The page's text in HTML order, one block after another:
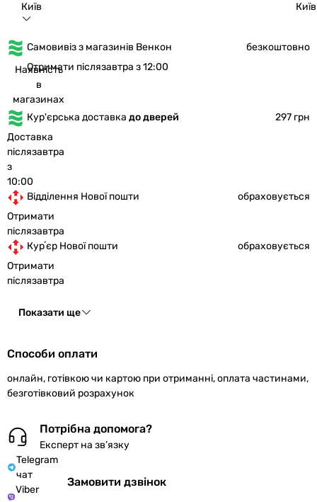
Київ Київ
Самовивіз з магазинів Венкон
безкоштовно
Наявність
в
магазинах
Отримати післязавтра з 12:00
Кур'єрська доставка до дверей
297 грн
Доставка
післязавтра
з
10:00
Відділення Нової пошти
обраховується
Отримати
післязавтра
Курʼєр Нової пошти
обраховується
Отримати
післязавтра
Показати ще
Способи оплати
онлайн, готівкою чи картою при отриманні, оплата частинами,
безготівковий розрахунок
Потрібна допомога?
Експерт на зв’язку
Telegram
чат
Viber
Замовити дзвінок